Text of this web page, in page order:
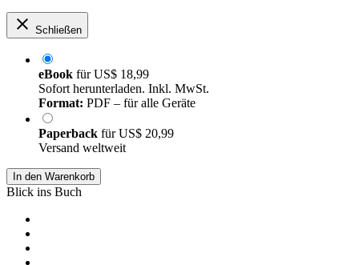
Schließen
eBook fürUS$ 18,99
Sofort herunterladen. Inkl. MwSt.
Format: PDF – für alle Geräte
Paperback fürUS$ 20,99
Versand weltweit
In den Warenkorb
Blick ins Buch